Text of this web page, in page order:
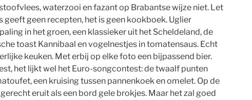
waterzooi en fazant op Brabantse wijze niet. Let
geeft geen recepten, het is geen kookboek. Uglier
in het groen, een klassieker uit het Scheldeland, de
toast Kannibaal en vogelnestjes in tomatensaus. Echt
keuken. Met erbij op elke foto een bijpassend bier.
het lijkt wel het Euro-songcontest: de twaalf punten
een kruising tussen pannenkoek en omelet. Op de
eruit als een bord gele brokjes. Maar het zal goed